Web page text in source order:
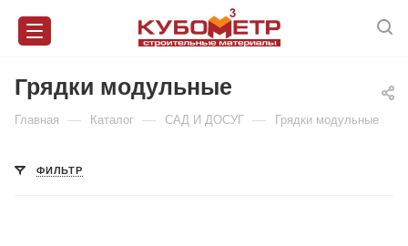
Грядки модульные
Главная — Каталог — САД И ДОСУГ — Грядки модульные
ФИЛЬТР